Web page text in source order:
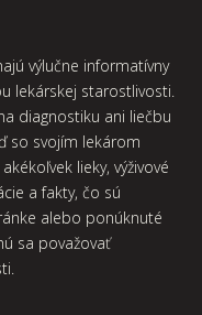
výlučne informatívny
lekárskej starostlivosti.
diagnostiku ani liečbu
so svojím lekárom
lieky, výživové
a fakty, čo sú
alebo ponúknuté
sa považovať